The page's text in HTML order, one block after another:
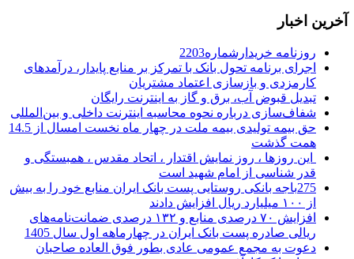
آخرین اخبار
روزنامه خریدارشماره2203
اجرای برنامه تحول بانک با تمرکز بر منابع پایدار، درآمدهای
کارمزدی و بازسازی اعتماد مشتریان
تبدیل قبوض آب، برق و گاز به اینترنت رایگان
شفاف‌سازی درباره نحوه محاسبه اینترنت داخلی و بین‌المللی
حق بیمه تولیدی بیمه ملت در چهار ماه نخست امسال از 14.5
همت گذشت
این روزها ، روز نمایش اقتدار ، اتحاد مقدس ، همبستگی و
قدر شناسی از امام شهید است
275باجه بانکی روستایی پست بانک ایران منابع خود را به بیش
از ۱۰۰ میلیارد ریال افزایش دادند
افزایش ۷۰ درصدی منابع و ۱۳۲ درصدی ضمانت‌نامه‌های
ریالی صادره پست بانک ایران در چهارماهه اول سال 1405
دعوت به مجمع عمومی عادی بطور فوق العاده صاحبان